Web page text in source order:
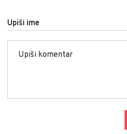
Upiši ime